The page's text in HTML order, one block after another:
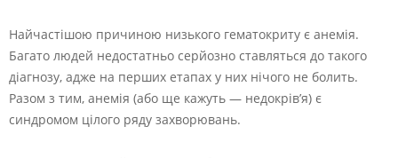
Найчастішою причиною низького гематокриту є анемія.
Багато людей недостатньо серйозно ставляться до такого
діагнозу, адже на перших етапах у них нічого не болить.
Разом з тим, анемія (або ще кажуть — недокрів’я) є
синдромом цілого ряду захворювань.